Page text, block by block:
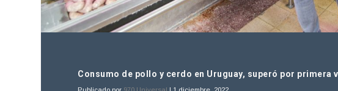
Consumo de pollo y cerdo en Uruguay, superó por primera